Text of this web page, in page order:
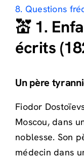
8. Questions
💒 1.
écrits
Un père
Fiodor
Moscou, dans
noblesse. Son
médecin dans